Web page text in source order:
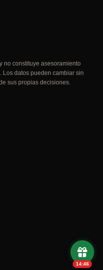
no constituye asesoramiento
datos pueden cambiar sin
sus propias decisiones.
14:45